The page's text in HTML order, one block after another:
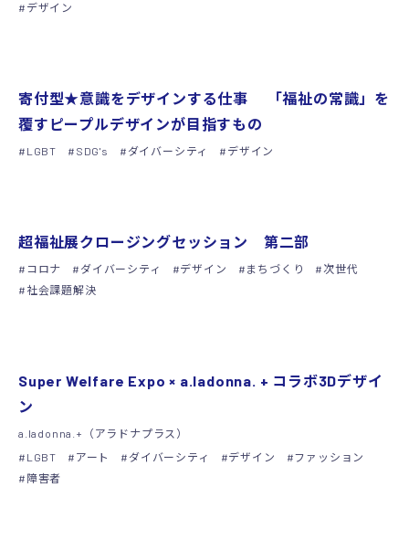
デザイン
寄付型★意識をデザインする仕事 「福祉の常識」を
覆すピープルデザインが目指すもの
LGBT SDG's ダイバーシティ デザイン
超福祉展クロージングセッション 第二部
コロナ ダイバーシティ デザイン まちづくり
次世代
社会課題解決
Super Welfare Expo × a.ladonna. + コラボ3Dデザイ
ン
a.ladonna.+（アラドナプラス）
LGBT
アート ダイバーシティ デザイン
ファッション
障害者